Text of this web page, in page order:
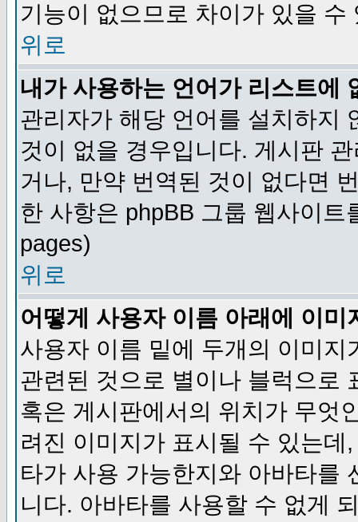
기능이 없으므로 차이가 있을 수
위로
내가 사용하는 언어가 리스트에
관리자가 해당 언어를 설치하지
것이 없을 경우입니다. 게시판
거나, 만약 번역된 것이 없다면
한 사항은 phpBB 그룹 웹사이
pages)
위로
어떻게 사용자 이름 아래에 이미
사용자 이름 밑에 두개의 이미
관련된 것으로 별이나 블럭으로
혹은 게시판에서의 위치가 무엇
려진 이미지가 표시될 수 있는
타가 사용 가능한지와 아바타를
니다. 아바타를 사용할 수 없게